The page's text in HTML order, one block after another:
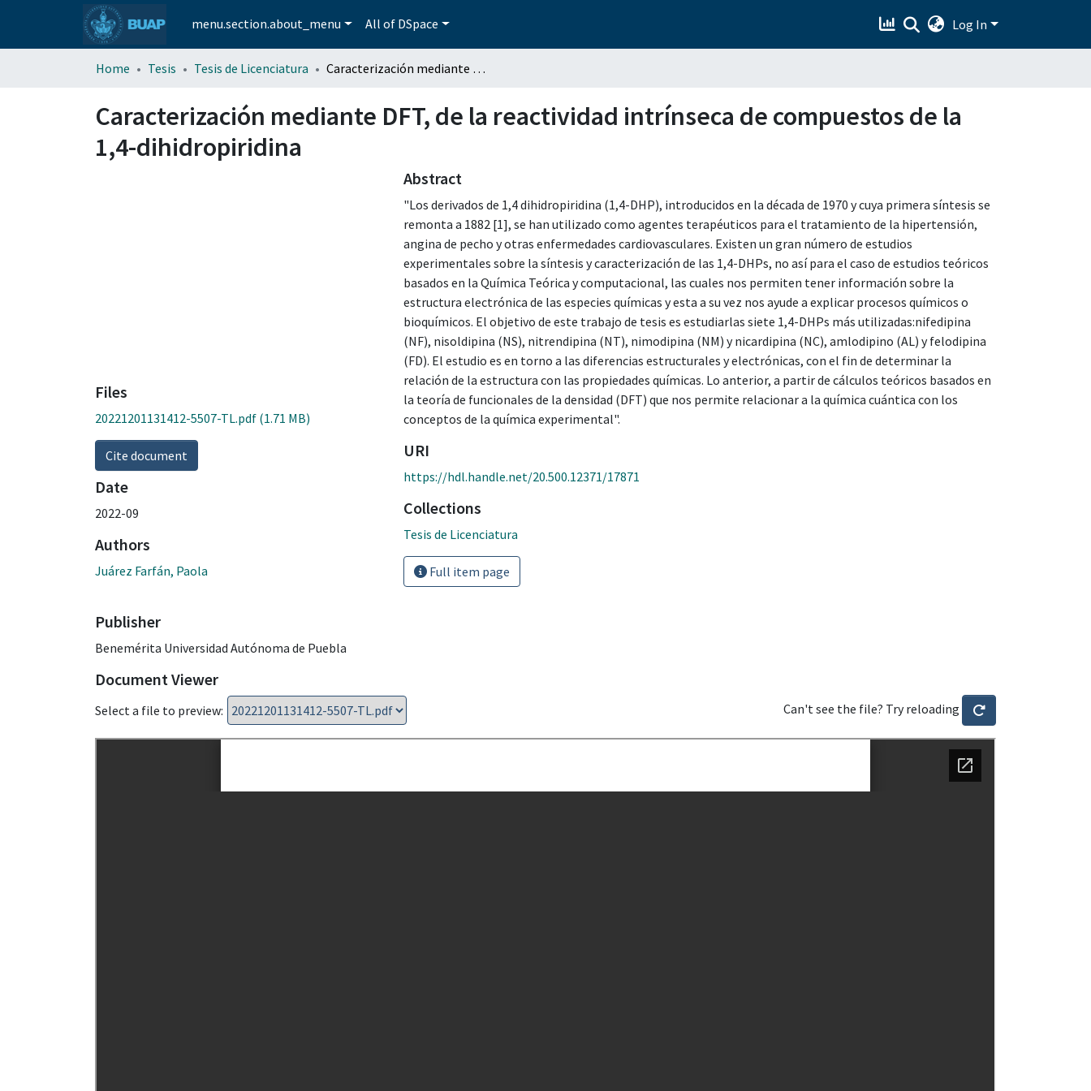
menu.section.about_menu All of DSpace Log In
Home Tesis Tesis de Licenciatura Caracterización mediante DFT, de la reactividad intrínseca de compuestos de la 1,4-dihidropiridina
Caracterización mediante DFT, de la reactividad intrínseca de compuestos de la
1,4-dihidropiridina
Files
20221201131412-5507-TL.pdf (1.71 MB)
Cite document
Date
2022-09
Authors
Juárez Farfán, Paola
Publisher
Benemérita Universidad Autónoma de Puebla
Abstract
"Los derivados de 1,4 dihidropiridina (1,4-DHP), introducidos en la década de 1970 y cuya primera síntesis se
remonta a 1882 [1], se han utilizado como agentes terapéuticos para el tratamiento de la hipertensión,
angina de pecho y otras enfermedades cardiovasculares. Existen un gran número de estudios
experimentales sobre la síntesis y caracterización de las 1,4-DHPs, no así para el caso de estudios teóricos
basados en la Química Teórica y computacional, las cuales nos permiten tener información sobre la
estructura electrónica de las especies químicas y esta a su vez nos ayude a explicar procesos químicos o
bioquímicos. El objetivo de este trabajo de tesis es estudiarlas siete 1,4-DHPs más utilizadas:nifedipina
(NF), nisoldipina (NS), nitrendipina (NT), nimodipina (NM) y nicardipina (NC), amlodipino (AL) y felodipina
(FD). El estudio es en torno a las diferencias estructurales y electrónicas, con el fin de determinar la
relación de la estructura con las propiedades químicas. Lo anterior, a partir de cálculos teóricos basados en
la teoría de funcionales de la densidad (DFT) que nos permite relacionar a la química cuántica con los
conceptos de la química experimental".
URI
https://hdl.handle.net/20.500.12371/17871
Collections
Tesis de Licenciatura
Full item page
Document Viewer
Select a file to preview: Can't see the file? Try reloading